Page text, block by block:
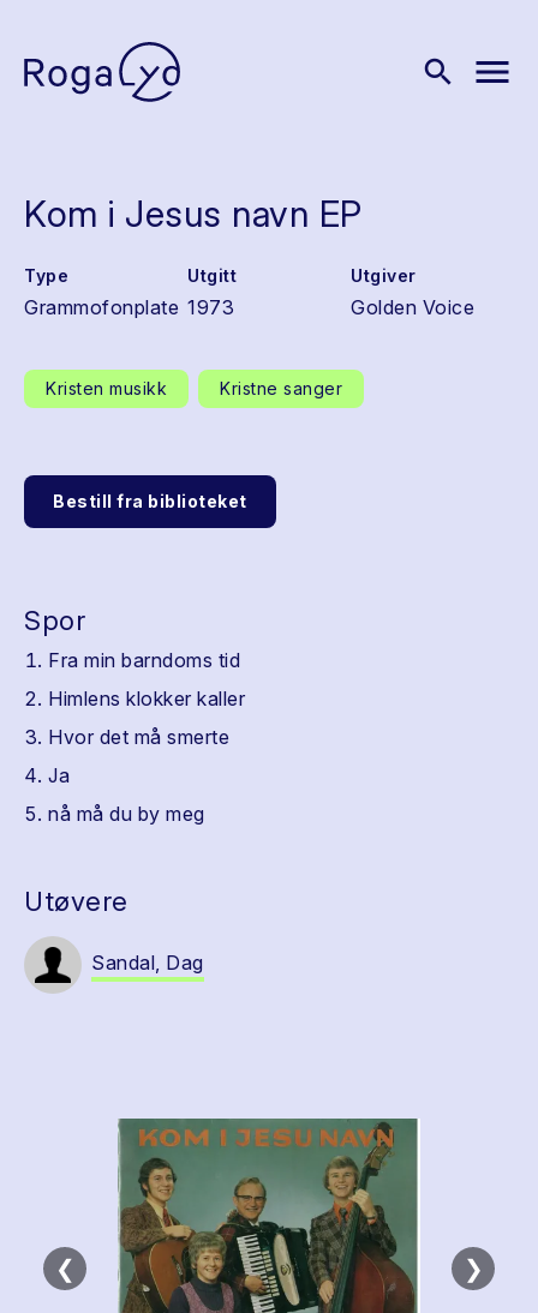
search menu
Kom i Jesus navn EP
Type
Grammofonplate
Utgitt
1973
Utgiver
Golden Voice
Kristen musikk Kristne sanger
Bestill fra biblioteket
Spor
Fra min barndoms tid
Himlens klokker kaller
Hvor det må smerte
Ja
nå må du by meg
Utøvere
Sandal, Dag
❮ ❯